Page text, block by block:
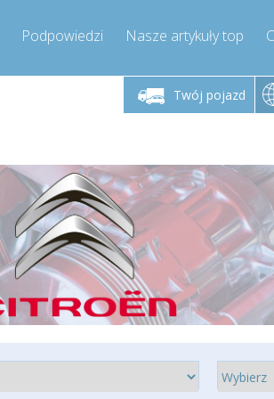
Podpowiedzi Nasze artykuły top
Twój pojazd
Poniedziałek - piątek godz.
9:00-17:00
info@compressor-express.pl